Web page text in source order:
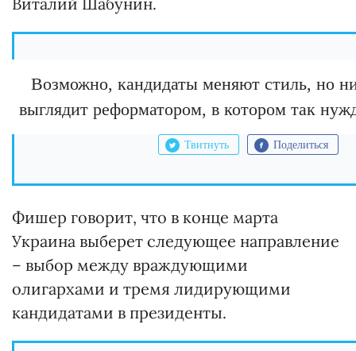
Возможно, кандидаты меняют стиль, но
выглядит реформатором, в котором так
Твитнуть Поделиться
Фишер говорит, что в конце марта
Украина выберет следующее направление
– выбор между враждующими
олигархами и тремя лидирующими
кандидатами в президенты.